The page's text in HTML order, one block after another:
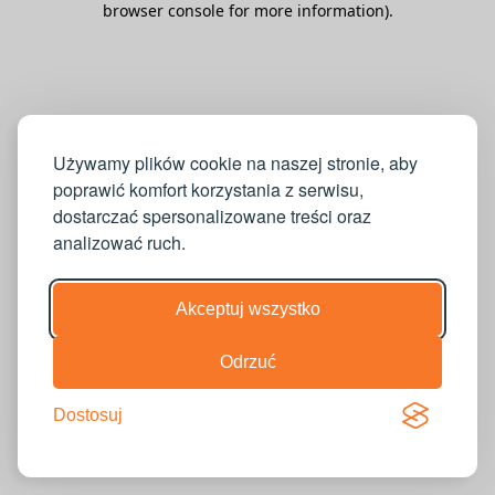
Używamy plików cookie na naszej stronie, aby
poprawić komfort korzystania z serwisu,
dostarczać spersonalizowane treści oraz
analizować ruch.
Akceptuj wszystko
Odrzuć
Dostosuj
browser console for more information).